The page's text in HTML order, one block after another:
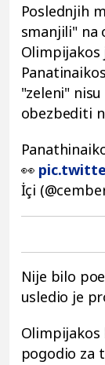
Poslednjih
smanjili" na
Olimpijakos
"zeleni"
obezbediti
👀
İçi
Nije bilo
usledio je
pogodio za